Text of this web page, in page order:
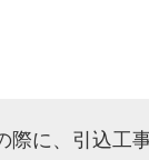
際に、引込工